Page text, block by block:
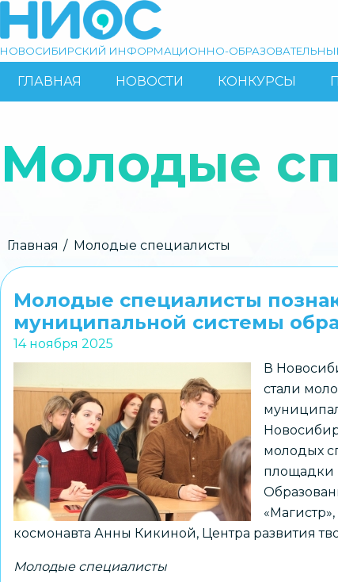
основному
Поиск
НОВОСИБИРСКИЙ ИНФОРМАЦИОННО-
ОСНОВНАЯ
ГЛАВНАЯ НОВОСТИ КОНКУРСЫ
Молодые
Строка
навигации
Главная Молодые специалисты
Молодые специалисты
муниципальной системы
14 ноября 2025
В
стали
молодых
площадки
космонавта Анны Кикиной, Центра развития
Молодые специалисты